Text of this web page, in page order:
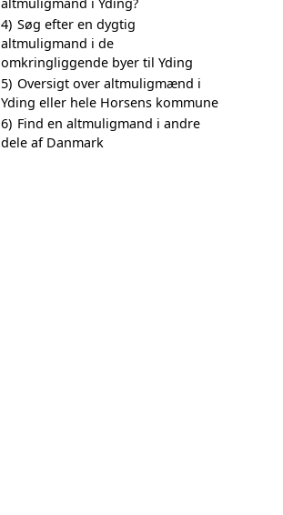
4) Søg efter en dygtig
altmuligmand i de
omkringliggende byer til Yding
5) Oversigt over altmuligmænd i
Yding eller hele Horsens kommune
6) Find en altmuligmand i andre
dele af Danmark